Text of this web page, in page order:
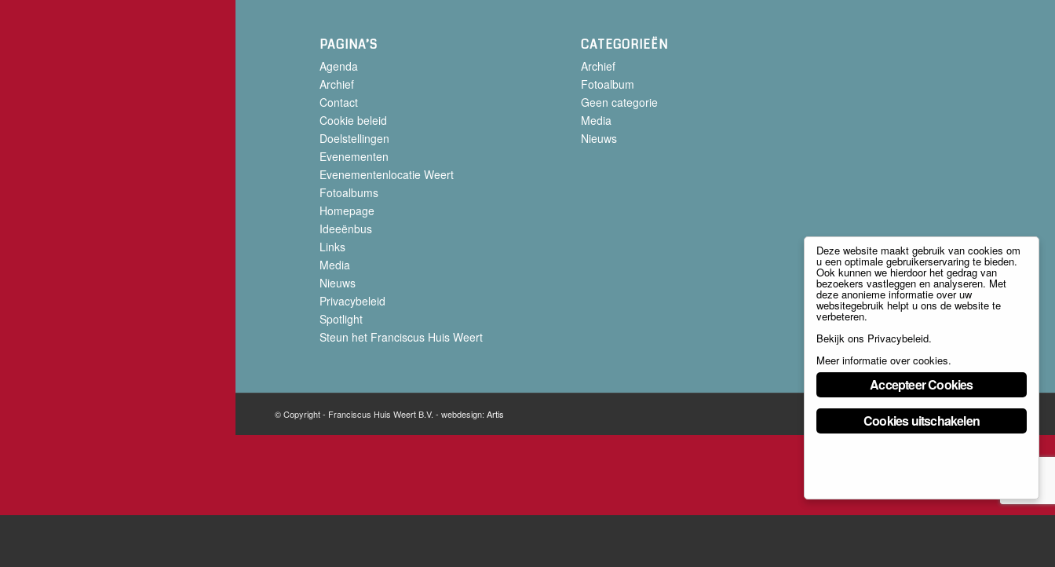
PAGINA’S
Agenda
Archief
Contact
Cookie beleid
Doelstellingen
Evenementen
Evenementenlocatie Weert
Fotoalbums
Homepage
Ideeënbus
Links
Media
Nieuws
Privacybeleid
Spotlight
Steun het Franciscus Huis Weert
CATEGORIEËN
Archief
Fotoalbum
Geen categorie
Media
Nieuws
© Copyright - Franciscus Huis Weert B.V. - webdesign: Artis
Deze website maakt gebruik van cookies om
u een optimale gebruikerservaring te bieden.
Ook kunnen we hierdoor het gedrag van
bezoekers vastleggen en analyseren. Met
deze anonieme informatie over uw
websitegebruik helpt u ons de website te
verbeteren.
Bekijk ons Privacybeleid.
Meer informatie over cookies.
Accepteer Cookies
Cookies uitschakelen